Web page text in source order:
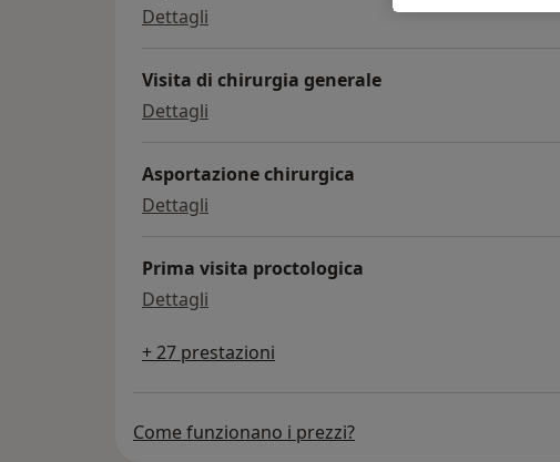
Dettagli asportazione radicale di lesione della cute
Visita di chirurgia generale
Dettagli
Asportazione chirurgica
Dettagli
Prima visita proctologica
Dettagli
+ 27 prestazioni
Come funzionano i prezzi?